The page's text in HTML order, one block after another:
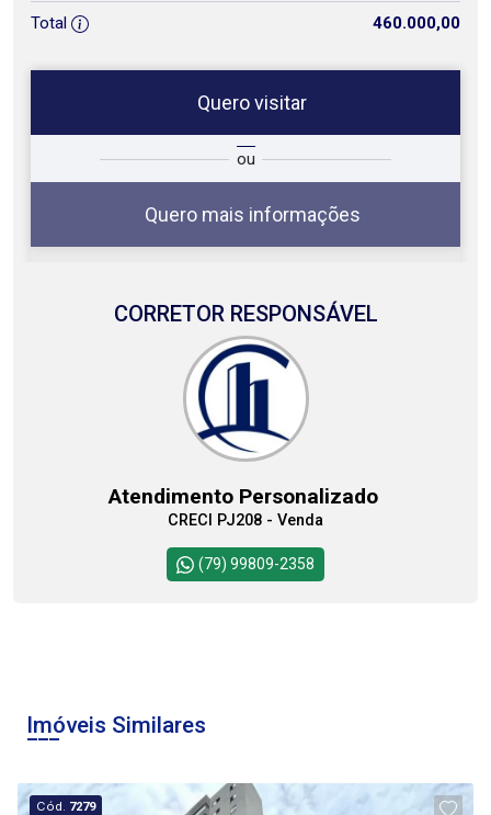
Total
460.000,00
Quero visitar
ou
Quero mais informações
Qual o melhor dia e horário para
você?
07
Aug/Sat
08:00
10:00
12:00
Continuar
CORRETOR RESPONSÁVEL
Atendimento Personalizado
CRECI PJ208 - Venda
(79) 99809-2358
Imóveis Similares
Cód. 7279